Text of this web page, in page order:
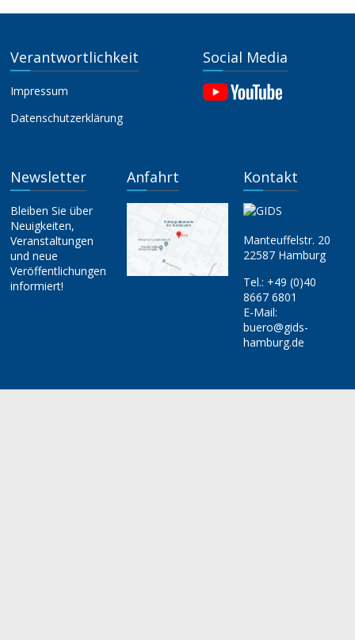
Verantwortlichkeit
Impressum
Datenschutzerklärung
Social Media
Newsletter
Bleiben Sie über
Neuigkeiten,
Veranstaltungen
und neue
Veröffentlichungen
informiert!
Anfahrt Kontakt
Manteuffelstr. 20
22587 Hamburg
Tel.: +49 (0)40
8667 6801
E-Mail:
buero@gids-
hamburg.de